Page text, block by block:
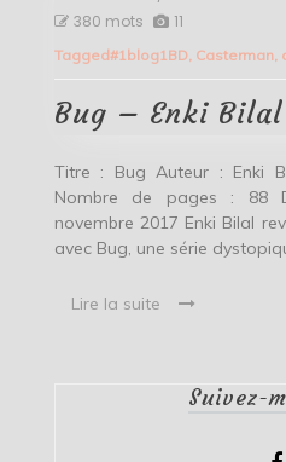
380 mots 11
Tagged#1blog1BD, Casterman,
Bug – Enki Bilal
Titre : Bug Auteur : Enki
Nombre de pages : 88
novembre 2017 Enki Bilal
avec Bug, une série
Lire la suite
Suivez-